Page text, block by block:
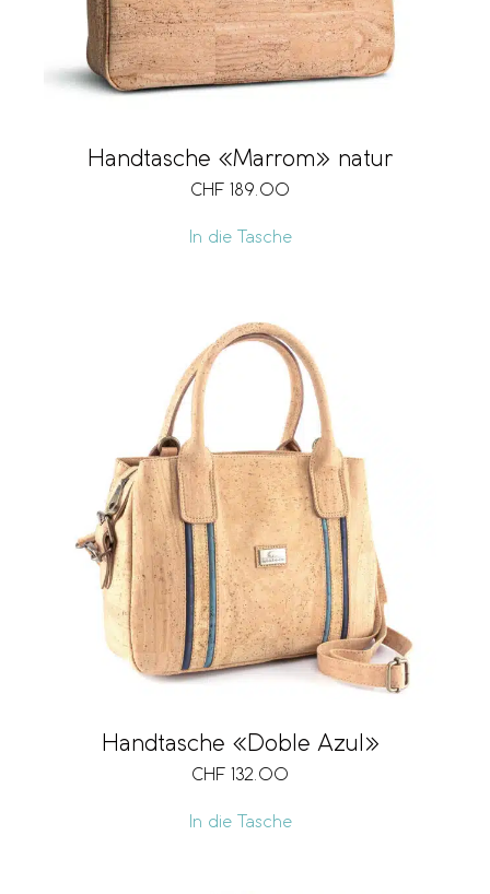
Handtasche «Marrom» natur
CHF 189.00
In die Tasche
Handtasche «Doble Azul»
CHF 132.00
In die Tasche